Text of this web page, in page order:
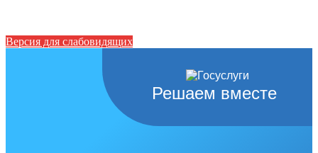
Версия для слабовидящих
Решаем вместе